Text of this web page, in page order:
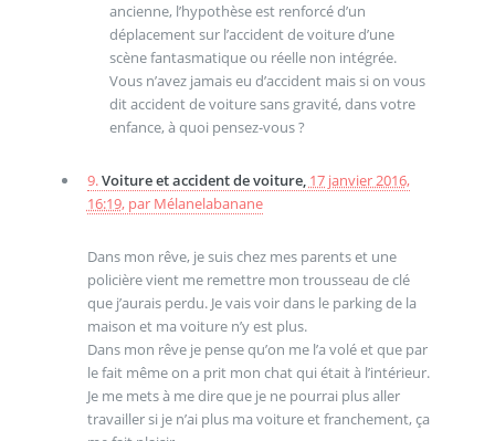
ancienne, l’hypothèse est renforcé d’un
déplacement sur l’accident de voiture d’une
scène fantasmatique ou réelle non intégrée.
Vous n’avez jamais eu d’accident mais si on vous
dit accident de voiture sans gravité, dans votre
enfance, à quoi pensez-vous ?
9.Voiture et accident de voiture, 17 janvier 2016,
16:19, par Mélanelabanane
Dans mon rêve, je suis chez mes parents et une
policière vient me remettre mon trousseau de clé
que j’aurais perdu. Je vais voir dans le parking de la
maison et ma voiture n’y est plus.
Dans mon rêve je pense qu’on me l’a volé et que par
le fait même on a prit mon chat qui était à l’intérieur.
Je me mets à me dire que je ne pourrai plus aller
travailler si je n’ai plus ma voiture et franchement, ça